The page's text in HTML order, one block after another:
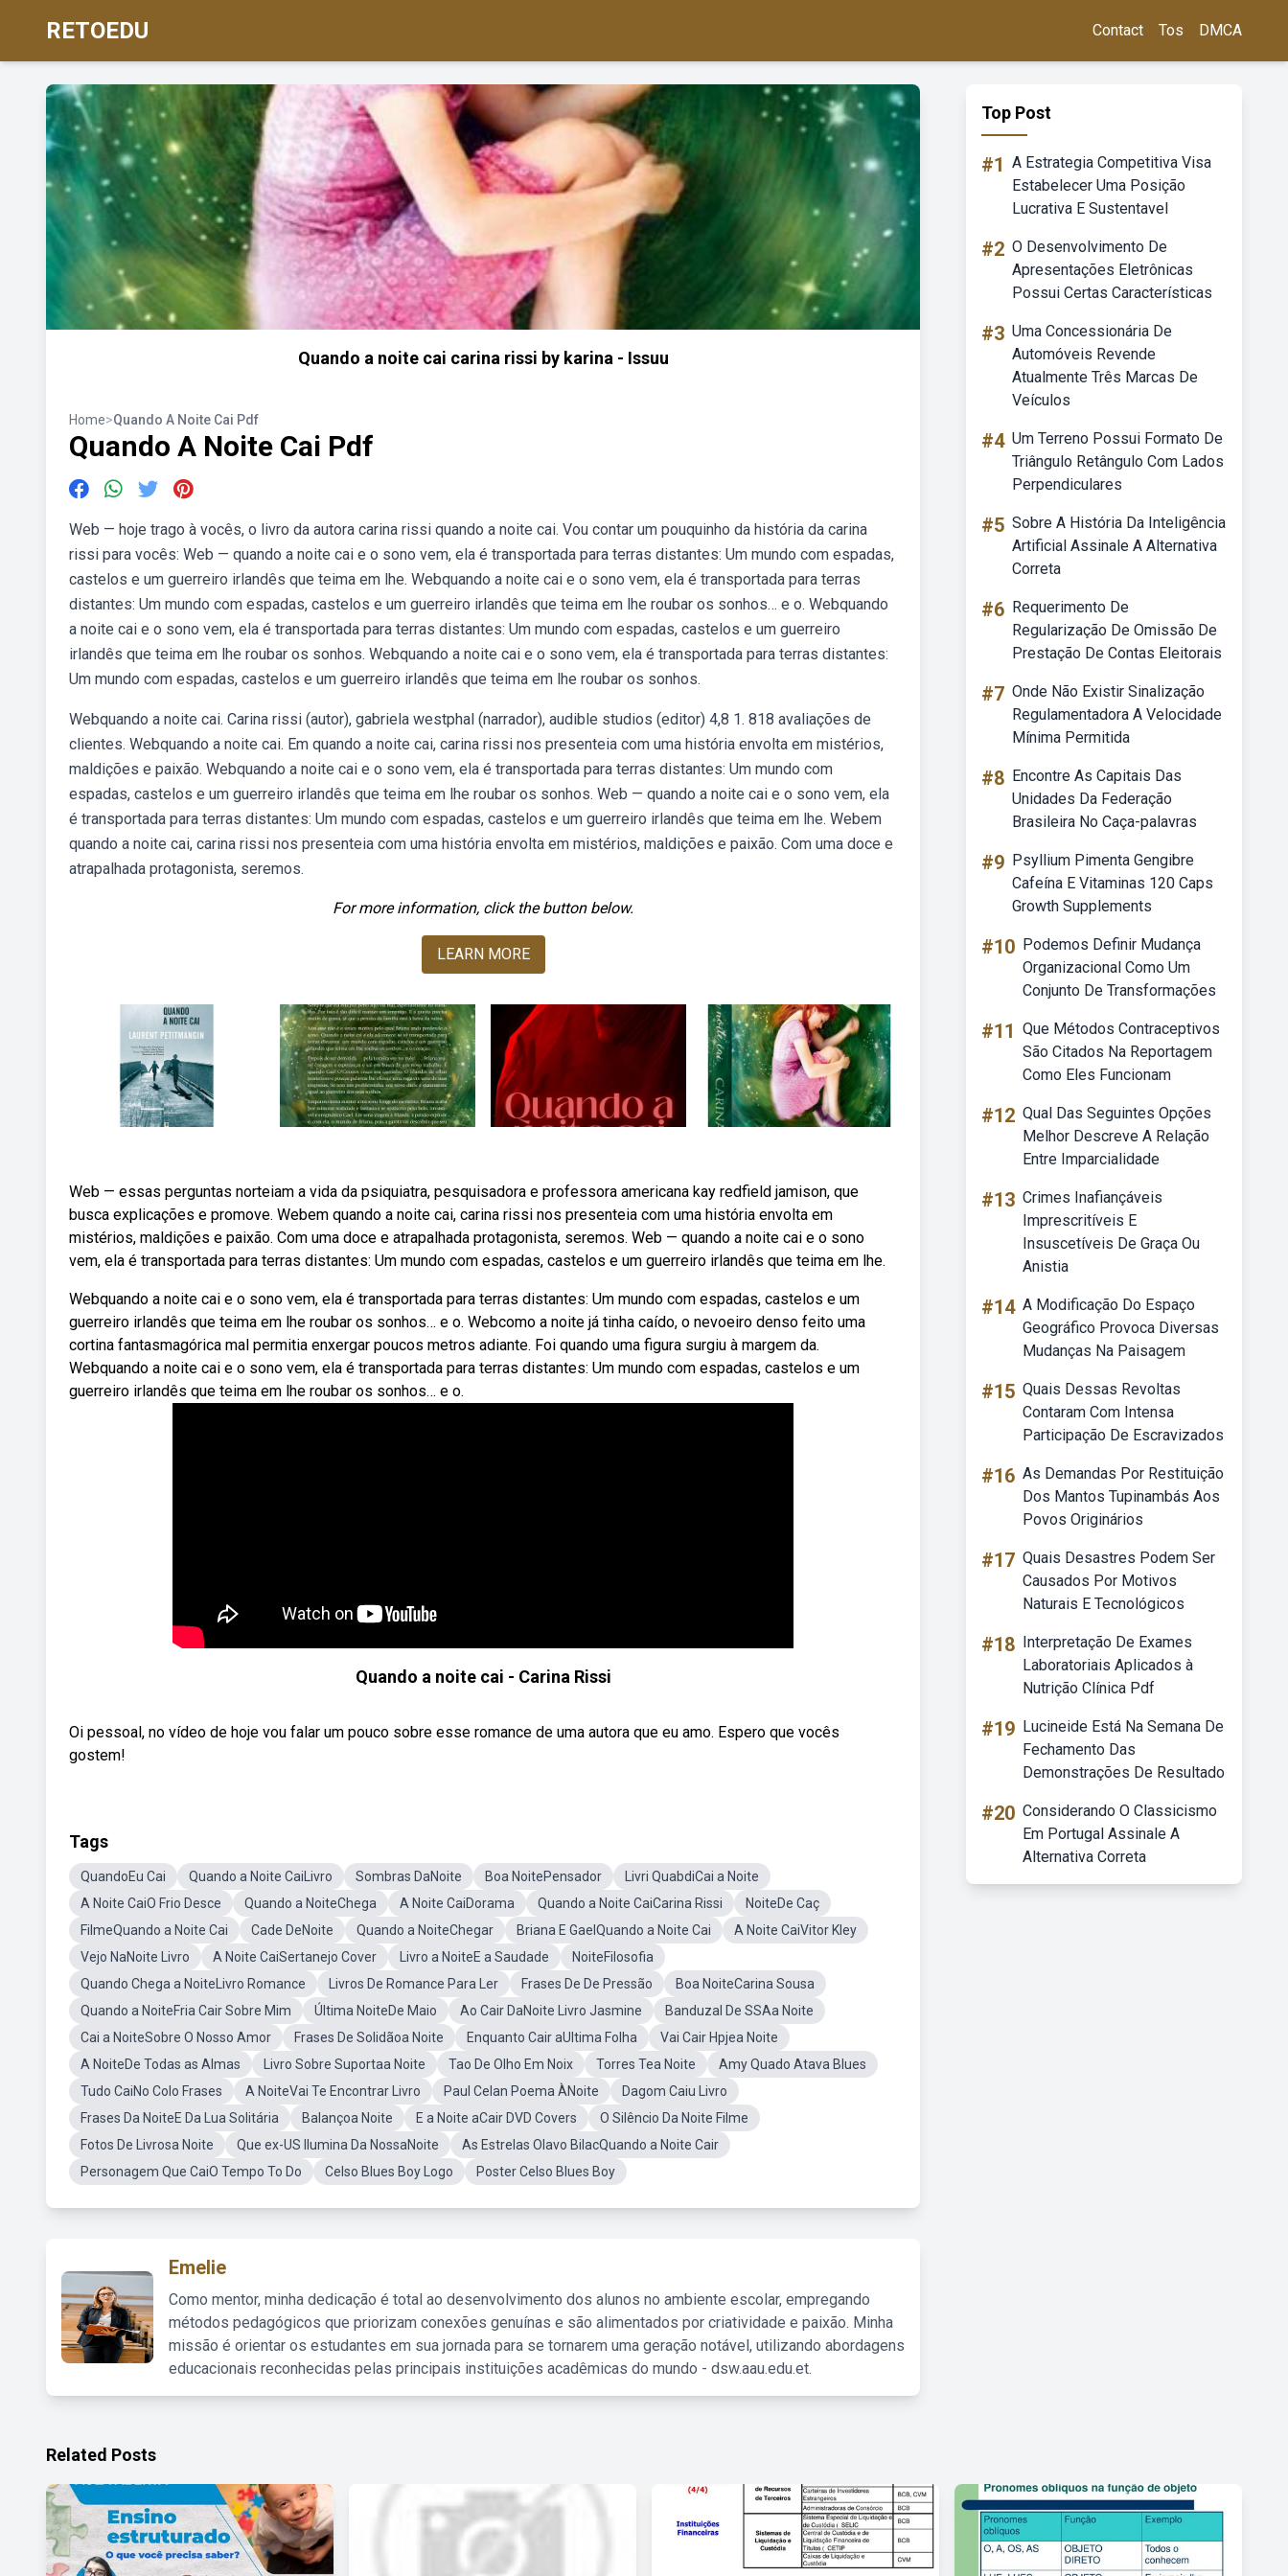
RETOEDU Contact Tos DMCA
Quando a noite cai carina rissi by karina - Issuu
Home>Quando A Noite Cai Pdf
Quando A Noite Cai Pdf
Web — hoje trago à vocês, o livro da autora carina rissi quando a noite cai. Vou contar um pouquinho da história da carina
rissi para vocês: Web — quando a noite cai e o sono vem, ela é transportada para terras distantes: Um mundo com espadas,
castelos e um guerreiro irlandês que teima em lhe. Webquando a noite cai e o sono vem, ela é transportada para terras
distantes: Um mundo com espadas, castelos e um guerreiro irlandês que teima em lhe roubar os sonhos… e o. Webquando
a noite cai e o sono vem, ela é transportada para terras distantes: Um mundo com espadas, castelos e um guerreiro
irlandês que teima em lhe roubar os sonhos. Webquando a noite cai e o sono vem, ela é transportada para terras distantes:
Um mundo com espadas, castelos e um guerreiro irlandês que teima em lhe roubar os sonhos.
Webquando a noite cai. Carina rissi (autor), gabriela westphal (narrador), audible studios (editor) 4,8 1. 818 avaliações de
clientes. Webquando a noite cai. Em quando a noite cai, carina rissi nos presenteia com uma história envolta em mistérios,
maldições e paixão. Webquando a noite cai e o sono vem, ela é transportada para terras distantes: Um mundo com
espadas, castelos e um guerreiro irlandês que teima em lhe roubar os sonhos. Web — quando a noite cai e o sono vem, ela
é transportada para terras distantes: Um mundo com espadas, castelos e um guerreiro irlandês que teima em lhe. Webem
quando a noite cai, carina rissi nos presenteia com uma história envolta em mistérios, maldições e paixão. Com uma doce e
atrapalhada protagonista, seremos.
For more information, click the button below.
LEARN MORE
Web — essas perguntas norteiam a vida da psiquiatra, pesquisadora e professora americana kay redfield jamison, que
busca explicações e promove. Webem quando a noite cai, carina rissi nos presenteia com uma história envolta em
mistérios, maldições e paixão. Com uma doce e atrapalhada protagonista, seremos. Web — quando a noite cai e o sono
vem, ela é transportada para terras distantes: Um mundo com espadas, castelos e um guerreiro irlandês que teima em lhe.
Webquando a noite cai e o sono vem, ela é transportada para terras distantes: Um mundo com espadas, castelos e um
guerreiro irlandês que teima em lhe roubar os sonhos… e o. Webcomo a noite já tinha caído, o nevoeiro denso feito uma
cortina fantasmagórica mal permitia enxergar poucos metros adiante. Foi quando uma figura surgiu à margem da.
Webquando a noite cai e o sono vem, ela é transportada para terras distantes: Um mundo com espadas, castelos e um
guerreiro irlandês que teima em lhe roubar os sonhos… e o.
Quando a noite cai - Carina Rissi
Oi pessoal, no vídeo de hoje vou falar um pouco sobre esse romance de uma autora que eu amo. Espero que vocês
gostem!
Tags
QuandoEu Cai Quando a Noite CaiLivro Sombras DaNoite Boa NoitePensador
Livri QuabdiCai a Noite
A Noite CaiO Frio Desce
Quando a NoiteChega A Noite CaiDorama Quando a Noite CaiCarina Rissi
NoiteDe Caç
FilmeQuando a Noite Cai
Cade DeNoite Quando a NoiteChegar Briana E GaelQuando a Noite Cai
A Noite CaiVitor Kley
Vejo NaNoite Livro
A Noite CaiSertanejo Cover Livro a NoiteE a Saudade
NoiteFilosofia
Quando Chega a NoiteLivro Romance
Livros De Romance Para Ler Frases De De Pressão
Boa NoiteCarina Sousa
Quando a NoiteFria Cair Sobre Mim
Última NoiteDe Maio Ao Cair DaNoite Livro Jasmine
Banduzal De SSAa Noite
Cai a NoiteSobre O Nosso Amor
Frases De Solidãoa Noite Enquanto Cair aUltima Folha
Vai Cair Hpjea Noite
A NoiteDe Todas as Almas
Livro Sobre Suportaa Noite Tao De Olho Em Noix Torres Tea Noite
Amy Quado Atava Blues
Tudo CaiNo Colo Frases
A NoiteVai Te Encontrar Livro Paul Celan Poema ÀNoite
Dagom Caiu Livro
Frases Da NoiteE Da Lua Solitária
Balançoa Noite E a Noite aCair DVD Covers
O Silêncio Da Noite Filme
Fotos De Livrosa Noite
Que ex-US Ilumina Da NossaNoite
As Estrelas Olavo BilacQuando a Noite Cair
Personagem Que CaiO Tempo To Do
Celso Blues Boy Logo Poster Celso Blues Boy
Emelie
Como mentor, minha dedicação é total ao desenvolvimento dos alunos no ambiente escolar, empregando
métodos pedagógicos que priorizam conexões genuínas e são alimentados por criatividade e paixão. Minha
missão é orientar os estudantes em sua jornada para se tornarem uma geração notável, utilizando abordagens
educacionais reconhecidas pelas principais instituições acadêmicas do mundo - dsw.aau.edu.et.
Top Post
#1 A Estrategia Competitiva Visa
Estabelecer Uma Posição
Lucrativa E Sustentavel
#2 O Desenvolvimento De
Apresentações Eletrônicas
Possui Certas Características
#3 Uma Concessionária De
Automóveis Revende
Atualmente Três Marcas De
Veículos
#4 Um Terreno Possui Formato De
Triângulo Retângulo Com Lados
Perpendiculares
#5 Sobre A História Da Inteligência
Artificial Assinale A Alternativa
Correta
#6 Requerimento De
Regularização De Omissão De
Prestação De Contas Eleitorais
#7 Onde Não Existir Sinalização
Regulamentadora A Velocidade
Mínima Permitida
#8 Encontre As Capitais Das
Unidades Da Federação
Brasileira No Caça-palavras
#9 Psyllium Pimenta Gengibre
Cafeína E Vitaminas 120 Caps
Growth Supplements
#10 Podemos Definir Mudança
Organizacional Como Um
Conjunto De Transformações
#11 Que Métodos Contraceptivos
São Citados Na Reportagem
Como Eles Funcionam
#12 Qual Das Seguintes Opções
Melhor Descreve A Relação
Entre Imparcialidade
#13 Crimes Inafiançáveis
Imprescritíveis E
Insuscetíveis De Graça Ou
Anistia
#14 A Modificação Do Espaço
Geográfico Provoca Diversas
Mudanças Na Paisagem
#15 Quais Dessas Revoltas
Contaram Com Intensa
Participação De Escravizados
#16 As Demandas Por Restituição
Dos Mantos Tupinambás Aos
Povos Originários
#17 Quais Desastres Podem Ser
Causados Por Motivos
Naturais E Tecnológicos
#18 Interpretação De Exames
Laboratoriais Aplicados à
Nutrição Clínica Pdf
#19 Lucineide Está Na Semana De
Fechamento Das
Demonstrações De Resultado
#20 Considerando O Classicismo
Em Portugal Assinale A
Alternativa Correta
Related Posts